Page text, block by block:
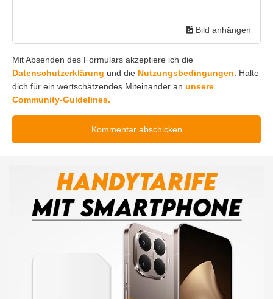
Bild anhängen
Mit Absenden des Formulars akzeptiere ich die
Datenschutzerklärung und die Nutzungsbedingungen . Halte
dich für ein wertschätzendes Miteinander an unsere
Community-Guidelines.